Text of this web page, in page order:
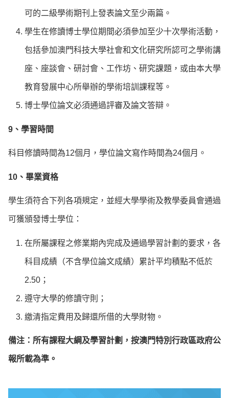
可的二級學術期刊上發表論文至少兩篇。
學生在修讀博士學位期間必須參加至少十次學術活動，
包括參加澳門科技大學社會和文化研究所認可之學術講
座、座談會、研討會、工作坊、研究課題，或由本大學
教育發展中心所舉辦的學術培訓課程等。
博士學位論文必須通過評審及論文答辯。
9、學習時間
科目修讀時間為12個月，學位論文寫作時間為24個月。
10、畢業資格
學生須符合下列各項規定，並經大學學術及教學委員會通過
可獲頒發博士學位：
在所屬課程之修業期內完成及通過學習計劃的要求，各
科目成績（不含學位論文成績）累計平均積點不低於
2.50；
遵守大學的修讀守則；
繳清指定費用及歸還所借的大學財物。
備注：所有課程大綱及學習計劃，按澳門特別行政區政府公
報所載為準。